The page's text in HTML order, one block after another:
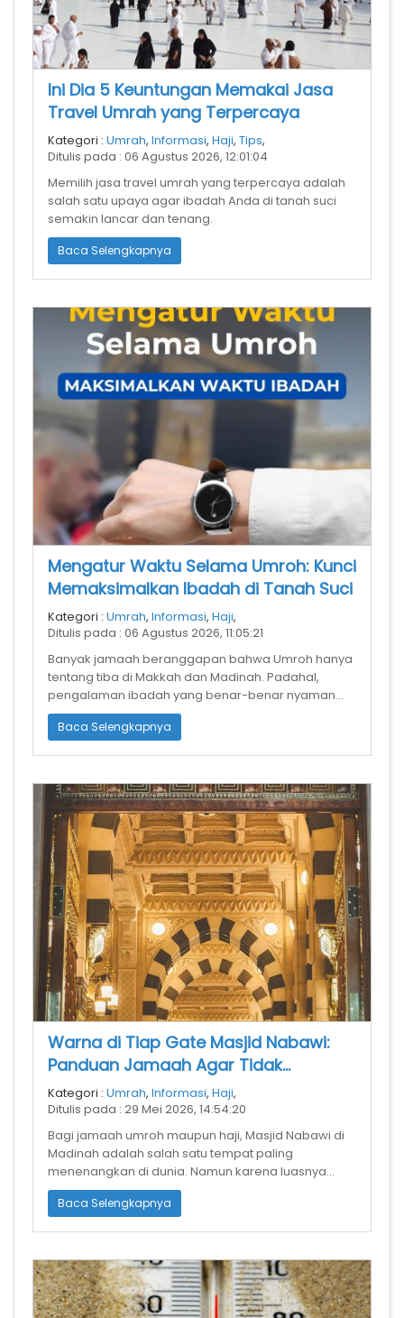
Ini Dia 5 Keuntungan Memakai Jasa
Travel Umrah yang Terpercaya
Kategori : Umrah, Informasi, Haji, Tips,
Ditulis pada : 06 Agustus 2026, 12:01:04
Memilih jasa travel umrah yang terpercaya adalah
salah satu upaya agar ibadah Anda di tanah suci
semakin lancar dan tenang.
Baca Selengkapnya
Mengatur Waktu Selama Umroh: Kunci
Memaksimalkan Ibadah di Tanah Suci
Kategori : Umrah, Informasi, Haji,
Ditulis pada : 06 Agustus 2026, 11:05:21
Banyak jamaah beranggapan bahwa Umroh hanya
tentang tiba di Makkah dan Madinah. Padahal,
pengalaman ibadah yang benar-benar nyaman
sangat ditentukan oleh bagaimana kita mengat
Baca Selengkapnya
Warna di Tiap Gate Masjid Nabawi:
Panduan Jamaah Agar Tidak
Tersesat
Kategori : Umrah, Informasi, Haji,
Ditulis pada : 29 Mei 2026, 14:54:20
Bagi jamaah umroh maupun haji, Masjid Nabawi di
Madinah adalah salah satu tempat paling
menenangkan di dunia. Namun karena luasnya
area masjid dan banyaknya pintu masuk (gate)
Baca Selengkapnya